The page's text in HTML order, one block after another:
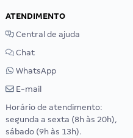
ATENDIMENTO
Central de ajuda
Chat
WhatsApp
E-mail
Horário de atendimento:
segunda a sexta (8h às 20h),
sábado (9h às 13h).